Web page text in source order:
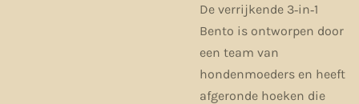
De verrijkende 3‑in‑1
Bento is ontworpen door
een team van
hondenmoeders en heeft
afgeronde hoeken die